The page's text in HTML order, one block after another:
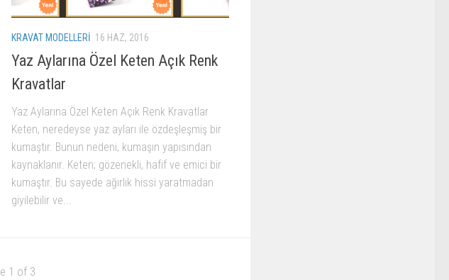
KRAVAT MODELLERI 16 HAZ, 2016
Yaz Aylarına Özel Keten Açık Renk
Kravatlar
Yaz Aylarına Özel Keten Açık Renk Kravatlar
Keten, neredeyse yaz ayları ile özdeşleşmiş bir
kumaştır. Bunun nedeni, kumaşın yapısından
kaynaklanır. Keten; gözenekli, hafif ve emici bir
kumaştır. Bu sayede ağırlık hissi yaratmadan
giyilebilir ve...
1 of 3